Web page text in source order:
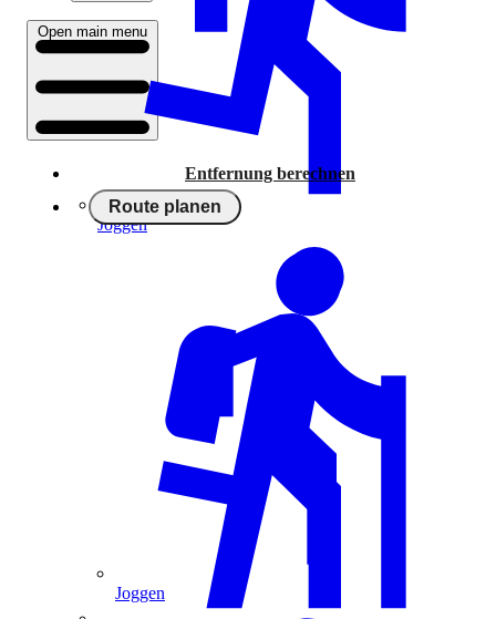
Open main menu
Entfernung berechnen
Route planen
Joggen
Joggen